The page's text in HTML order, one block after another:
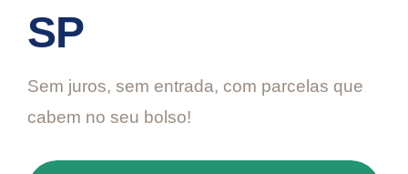
SP
Sem juros, sem entrada, com parcelas que
cabem no seu bolso!